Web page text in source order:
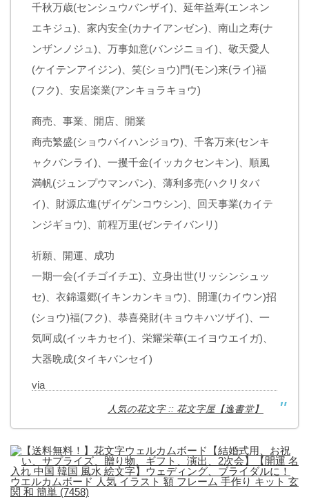
千秋万歳(センシュウバンザイ)、延年益寿(エンネン
エキジュ)、家内安全(カナイアンゼン)、南山之寿(ナ
ンザンノジュ)、万事如意(バンジニョイ)、敬天愛人
(ケイテンアイジン)、笑(ショウ)門(モン)来(ライ)福
(フク)、安居楽業(アンキョラキョウ)
商売、事業、開店、開業
商売繁盛(ショウバイハンジョウ)、千客万来(センキ
ャクバンライ)、一攫千金(イッカクセンキン)、順風
満帆(ジュンプウマンパン)、薄利多売(ハクリタバ
イ)、財源広進(ザイゲンコウシン)、回天事業(カイテ
ンジギョウ)、前程万里(ゼンテイバンリ)
祈願、開運、成功
一期一会(イチゴイチエ)、立身出世(リッシンシュッ
セ)、衣錦還郷(イキンカンキョウ)、開運(カイウン)招
(ショウ)福(フク)、恭喜発財(キョウキハツザイ)、一
気呵成(イッキカセイ)、栄耀栄華(エイヨウエイガ)、
大器晩成(タイキバンセイ)
via
人気の花文字 :: 花文字屋【逸書堂】